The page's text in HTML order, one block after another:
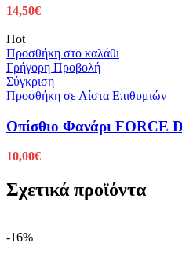
14,50€
Hot
Προσθήκη στο καλάθι
Γρήγορη Προβολή
Σύγκριση
Προσθήκη σε Λίστα Επιθυμιών
Οπίσθιο Φανάρι FORCE
10,00€
Σχετικά προϊόντα
-16%